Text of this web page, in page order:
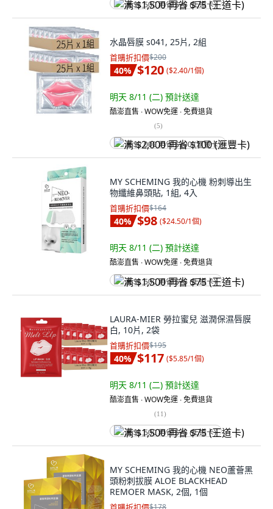
满 $1,500 再省 $75 (王道卡)
水晶唇膜 s041, 25片, 2組
首購折扣價$200
40% $120 ($2.40/1個)
明天 8/11 (二) 預計送達
酷澎直售 ∙ WOW免運 ∙ 免費退貨
(5)
满 $2,000 再省 $100 (滙豐卡)
MY SCHEMING 我的心機 粉刺導出生
物纖維鼻頭貼, 1組, 4入
首購折扣價$164
40% $98 ($24.50/1個)
明天 8/11 (二) 預計送達
酷澎直售 ∙ WOW免運 ∙ 免費退貨
满 $1,500 再省 $75 (王道卡)
LAURA-MIER 勞拉蜜兒 滋潤保濕唇膜
白, 10片, 2袋
首購折扣價$195
40% $117 ($5.85/1個)
明天 8/11 (二) 預計送達
酷澎直售 ∙ WOW免運 ∙ 免費退貨
(11)
满 $1,500 再省 $75 (王道卡)
MY SCHEMING 我的心機 NEO蘆薈黑
頭粉刺拔膜 ALOE BLACKHEAD
REMOER MASK, 2個, 1個
$178